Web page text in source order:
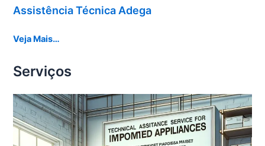
Assistência Técnica Adega
Veja Mais…
Serviços